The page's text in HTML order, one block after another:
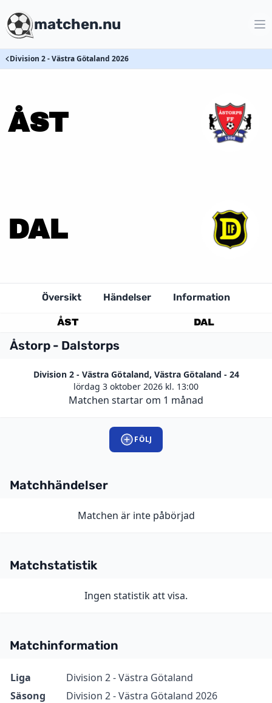
matchen.nu
Division 2 - Västra Götaland 2026
ÅST
DAL
Översikt Händelser Information
ÅST DAL
Åstorp - Dalstorps
Division 2 - Västra Götaland, Västra Götaland - 24
lördag 3 oktober 2026 kl. 13:00
Matchen startar om 1 månad
FÖLJ
Matchhändelser
Matchen är inte påbörjad
Matchstatistik
Ingen statistik att visa.
Matchinformation
InformationVärde
Liga
Division 2 - Västra Götaland
Säsong
Division 2 - Västra Götaland 2026